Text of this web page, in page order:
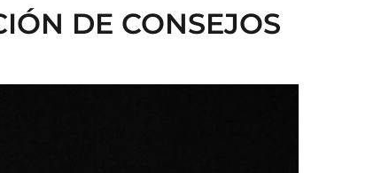
DE CONSEJOS